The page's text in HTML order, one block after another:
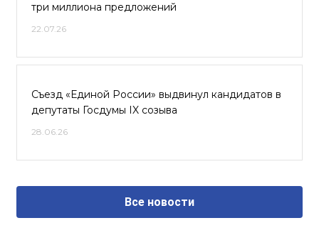
три миллиона предложений
22.07.26
Съезд «Единой России» выдвинул кандидатов в
депутаты Госдумы IX созыва
28.06.26
Все новости